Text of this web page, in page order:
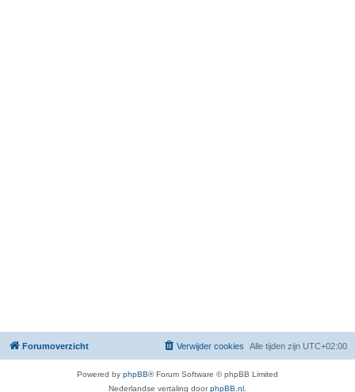
Forumoverzicht Alle tijden zijn UTC+02:00
Verwijder cookies
Powered by phpBB® Forum Software © phpBB Limited
Nederlandse vertaling doorphpBB.nl